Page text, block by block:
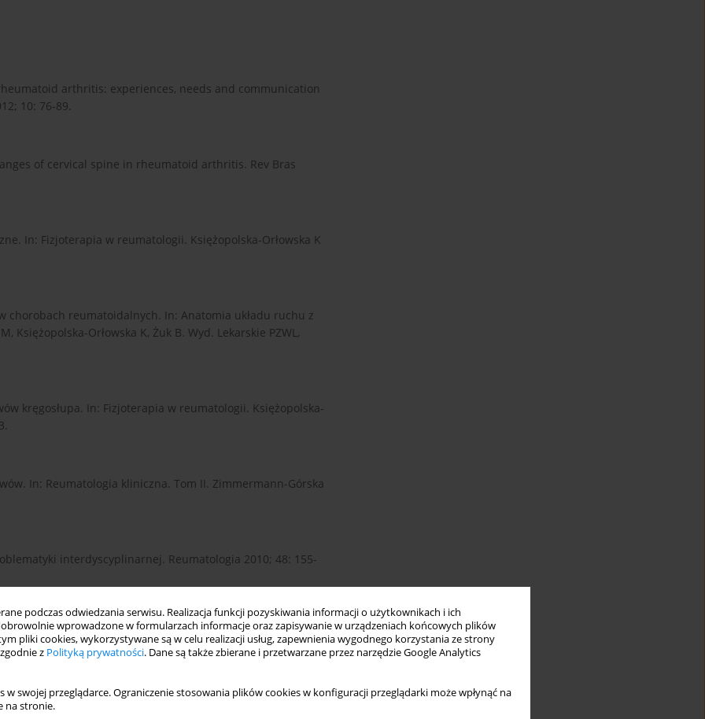
podczas odwiedzania serwisu. Realizacja funkcji pozyskiwania informacji o użytkownikach i ich
wprowadzone w formularzach informacje oraz zapisywanie w urządzeniach końcowych plików
pliki cookies, wykorzystywane są w celu realizacji usług, zapewnienia wygodnego korzystania ze strony
z Polityką prywatności. Dane są także zbierane i przetwarzane przez narzędzie Google Analytics
w swojej przeglądarce. Ograniczenie stosowania plików cookies w konfiguracji przeglądarki może wpłynąć na
na stronie.
arthritis: experiences, needs and communication
10: 76-89.
of cervical spine in rheumatoid arthritis. Rev Bras
In: Fizjoterapia w reumatologii. Księżopolska-Orłowska K
chorobach reumatoidalnych. In: Anatomia układu ruchu z
Orłowska K, Żuk B. Wyd. Lekarskie PZWL,
kręgosłupa. In: Fizjoterapia w reumatologii. Księżopolska-
In: Reumatologia kliniczna. Tom II. Zimmermann-Górska
interdyscyplinarnej. Reumatologia 2010; 48: 155-
functioning of people with rheumatoid arthritis: a